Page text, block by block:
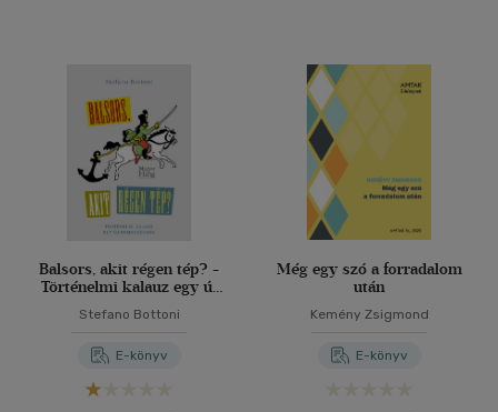
Balsors, akit régen tép? -
Történelmi kalauz egy új
Stefano Bottoni
E-könyv
Még egy szó a forradalom
után
Kemény Zsigmond
E-könyv